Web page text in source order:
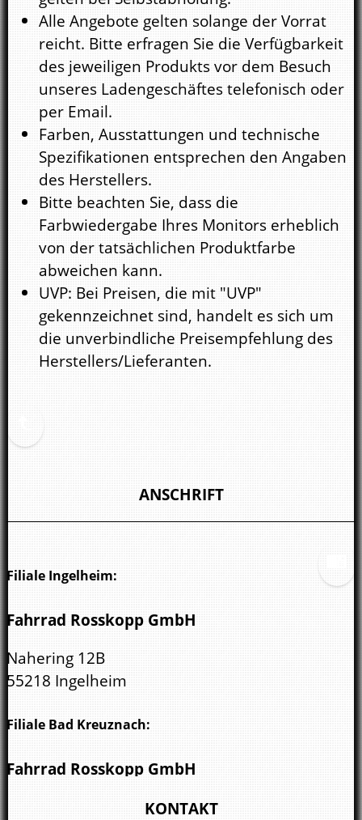
Alle Angebote gelten solange der Vorrat
reicht. Bitte erfragen Sie die Verfügbarkeit
des jeweiligen Produkts vor dem Besuch
unseres Ladengeschäftes telefonisch oder
per Email.
Farben, Ausstattungen und technische
Spezifikationen entsprechen den Angaben
des Herstellers.
Bitte beachten Sie, dass die
Farbwiedergabe Ihres Monitors erheblich
von der tatsächlichen Produktfarbe
abweichen kann.
UVP: Bei Preisen, die mit "UVP"
gekennzeichnet sind, handelt es sich um
die unverbindliche Preisempfehlung des
Herstellers/Lieferanten.
ANSCHRIFT
Filiale Ingelheim:
Fahrrad Rosskopp GmbH
Nahering 12B
55218 Ingelheim
Filiale Bad Kreuznach:
Fahrrad Rosskopp GmbH
KONTAKT